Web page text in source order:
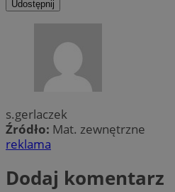
Udostępnij
s.gerlaczek
Źródło: Mat. zewnętrzne
reklama
Dodaj komentarz